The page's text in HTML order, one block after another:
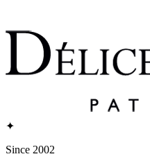
✦
Since 2002